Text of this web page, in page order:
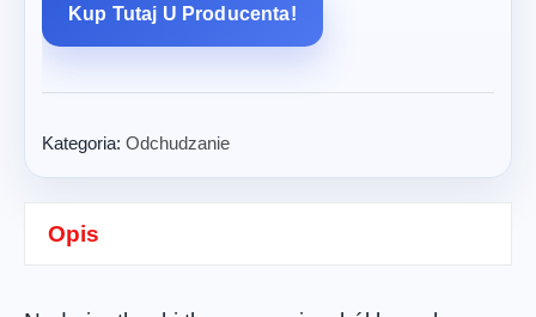
Kup Tutaj U Producenta!
Kategoria: Odchudzanie
Opis